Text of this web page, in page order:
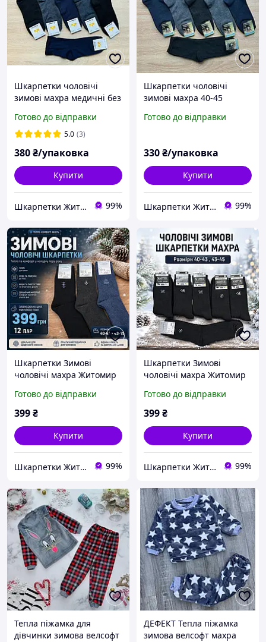
Шкарпетки чоловічі
зимові махра медичні без
пар 380 грн
Готово до відправки
5.0 (3)
380₴/упаковка
Купити
Шкарпетки Житомир Україна 99%
Шкарпетки чоловічі
зимові махра 40-45
Готово до відправки
330₴/упаковка
Купити
Шкарпетки Житомир Україна 99%
Шкарпетки Зимові
чоловічі махра Житомир
390 грн 12 пар
Готово до відправки
399₴
Купити
Шкарпетки Житомир Україна 99%
Шкарпетки Зимові
чоловічі махра Житомир
Готово до відправки
399₴
Купити
Шкарпетки Житомир Україна 99%
Тепла піжамка для
дівчинки зимова велсофт
ДЕФЕКТ Тепла піжамка
зимова велсофт махра